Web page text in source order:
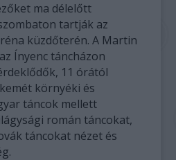
ma délelőtt
tartják az
küzdőterén. A Martin
Ínyenc táncházon
11 órától
környéki és
táncok mellett
román táncokat,
táncokat nézet és